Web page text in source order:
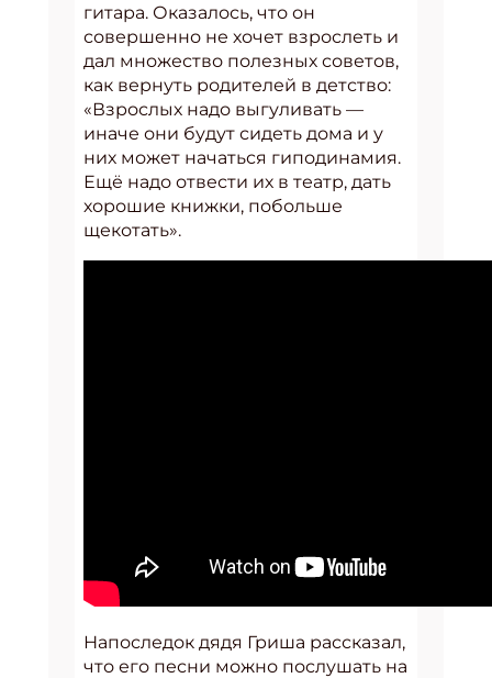
гитара. Оказалось, что он
совершенно не хочет взрослеть и
дал множество полезных советов,
как вернуть родителей в детство:
«Взрослых надо выгуливать —
иначе они будут сидеть дома и у
них может начаться гиподинамия.
Ещё надо отвести их в театр, дать
хорошие книжки, побольше
щекотать».
Напоследок дядя Гриша рассказал,
что его песни можно послушать на